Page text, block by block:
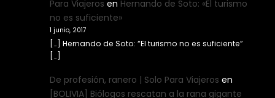
Para Viajeros en Hernando de Soto: «El turismo
no es suficiente»
1 junio, 2017
[…] Hernando de Soto: “El turismo no es suficiente”
[…]
De profesión, ranero | Solo Para Viajeros en
[BOLIVIA] Biólogos rescatan a la rana gigante